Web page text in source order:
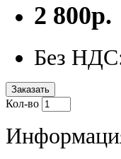
2 800р.
Без
Заказать
Кол-во